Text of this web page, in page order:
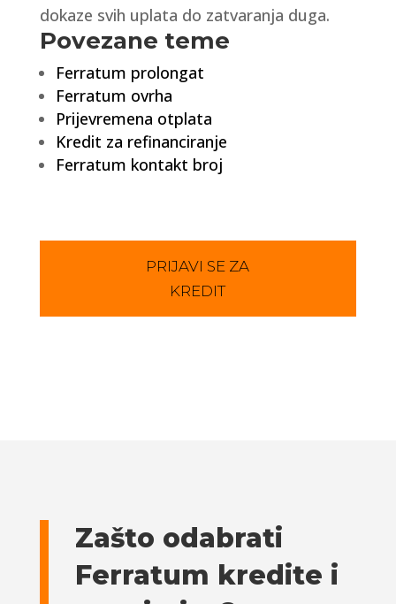
dokaze svih uplata do zatvaranja duga.
Povezane teme
Ferratum prolongat
Ferratum ovrha
Prijevremena otplata
Kredit za refinanciranje
Ferratum kontakt broj
PRIJAVI SE ZA
KREDIT
Zašto odabrati
Ferratum kredite i